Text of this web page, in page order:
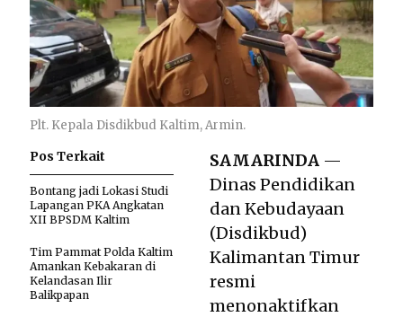
Plt. Kepala Disdikbud Kaltim, Armin.
SAMARINDA —
Dinas Pendidikan
dan Kebudayaan
(Disdikbud)
Kalimantan Timur
resmi
menonaktifkan
Pos Terkait
Bontang jadi Lokasi Studi
Lapangan PKA Angkatan
XII BPSDM Kaltim
Tim Pammat Polda Kaltim
Amankan Kebakaran di
Kelandasan Ilir
Balikpapan